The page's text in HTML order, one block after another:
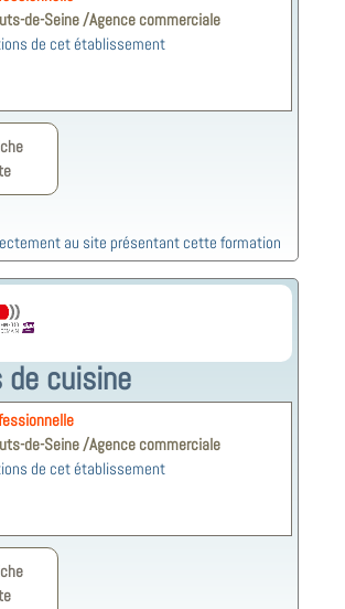
de-Seine /Agence commerciale
de cet établissement
au site présentant cette formation
de cuisine
de-Seine /Agence commerciale
de cet établissement